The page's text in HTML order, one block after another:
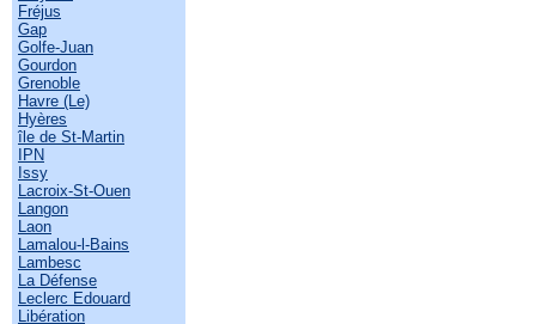
Fréjus
Gap
Golfe-Juan
Gourdon
Grenoble
Havre (Le)
Hyères
île de St-Martin
IPN
Issy
Lacroix-St-Ouen
Langon
Laon
Lamalou-l-Bains
Lambesc
La Défense
Leclerc Edouard
Libération